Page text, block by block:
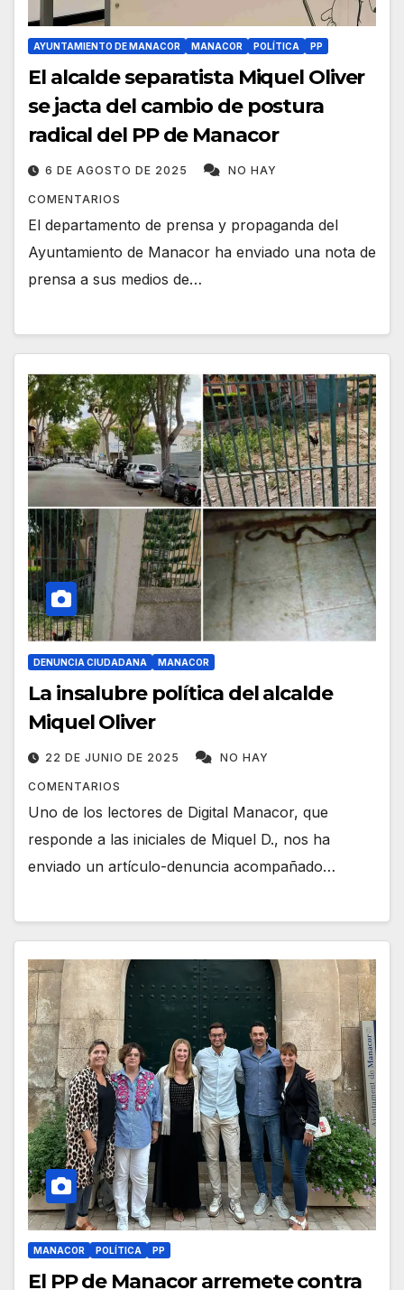
AYUNTAMIENTO DE MANACOR MANACOR POLÍTICA PP
El alcalde separatista Miquel Oliver
se jacta del cambio de postura
radical del PP de Manacor
6 DE AGOSTO DE 2025 NO HAY
COMENTARIOS
El departamento de prensa y propaganda del
Ayuntamiento de Manacor ha enviado una nota de
prensa a sus medios de…
DENUNCIA CIUDADANA MANACOR
La insalubre política del alcalde
Miquel Oliver
22 DE JUNIO DE 2025 NO HAY
COMENTARIOS
Uno de los lectores de Digital Manacor, que
responde a las iniciales de Miquel D., nos ha
enviado un artículo-denuncia acompañado…
MANACOR POLÍTICA PP
El PP de Manacor arremete contra